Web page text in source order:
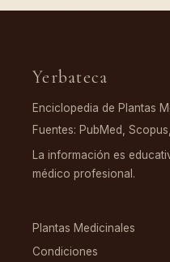
Yerbateca
Enciclopedia de Plantas
Fuentes: PubMed,
La información es
médico profesional.
Plantas Medicinales
Condiciones